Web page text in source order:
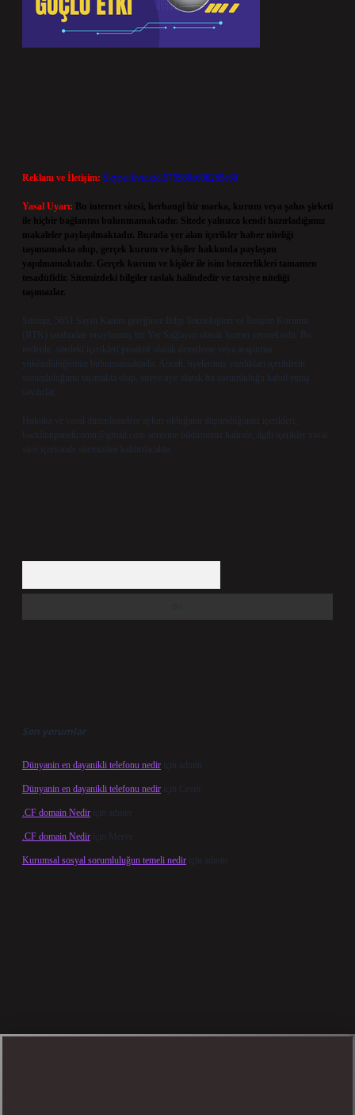
Reklam ve İletişim: Skype: live:.cid.575569c608265c69
Yasal Uyarı:
Bu internet sitesi, herhangi bir marka, kurum veya şahıs şirketi
ile hiçbir bağlantısı bulunmamaktadır. Sitede yalnızca kendi hazırladığımız
makaleler paylaşılmaktadır. Burada yer alan içerikler haber niteliği
taşımamakta olup, gerçek kurum ve kişiler hakkında paylaşım
yapılmamaktadır. Gerçek kurum ve kişiler ile isim benzerlikleri tamamen
tesadüfidir. Sitemizdeki bilgiler taslak halindedir ve tavsiye niteliği
taşımazlar.
Sitemiz, 5651 Sayılı Kanun gereğince Bilgi Teknolojileri ve İletişim Kurumu
(BTK) tarafından onaylanmış bir Yer Sağlayıcı olarak hizmet vermektedir. Bu
nedenle, sitedeki içerikleri proaktif olarak denetleme veya araştırma
yükümlülüğümüz bulunmamaktadır. Ancak, üyelerimiz yazdıkları içeriklerin
sorumluluğunu taşımakta olup, siteye üye olarak bu sorumluluğu kabul etmiş
sayılırlar.
Hukuka ve yasal düzenlemelere aykırı olduğunu düşündüğünüz içerikleri,
backlinkpanelicomtr@gmail.com adresine bildirmeniz halinde, ilgili içerikler yasal
süre içerisinde sitemizden kaldırılacaktır.
Son yorumlar
Dünyanin en dayanikli telefonu nedir için admin
Dünyanin en dayanikli telefonu nedir için Cesur
.CF domain Nedir için admin
.CF domain Nedir için Merve
Kurumsal sosyal sorumluluğun temeli nedir için admin
girişbetexper bahis